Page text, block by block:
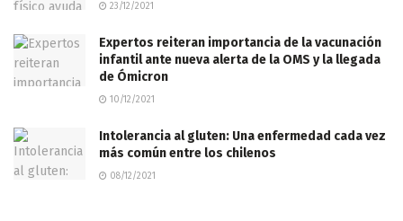
23/12/2021
Expertos reiteran importancia de la vacunación
infantil ante nueva alerta de la OMS y la llegada
de Ómicron
10/12/2021
Intolerancia al gluten: Una enfermedad cada vez
más común entre los chilenos
08/12/2021